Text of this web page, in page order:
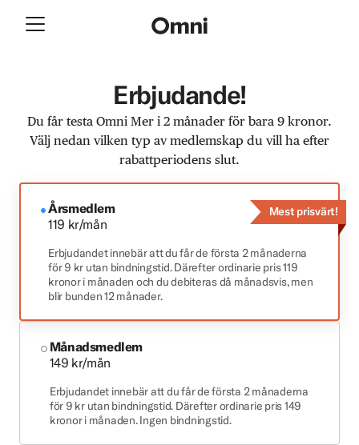
Erbjudande!
Du får testa Omni Mer i 2 månader för bara 9 kronor.
Välj nedan vilken typ av medlemskap du vill ha efter
rabattperiodens slut.
Årsmedlem
119 kr/mån
Erbjudandet innebär att du får de första 2 månaderna
för 9 kr utan bindningstid. Därefter ordinarie pris 119
kronor i månaden och du debiteras då månadsvis, men
blir bunden 12 månader.
Mest prisvärt!
Månadsmedlem
149 kr/mån
Erbjudandet innebär att du får de första 2 månaderna
för 9 kr utan bindningstid. Därefter ordinarie pris 149
kronor i månaden. Ingen bindningstid.